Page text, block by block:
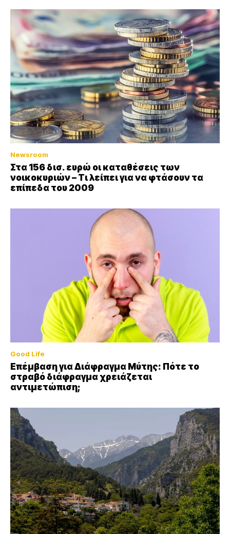
Newsroom
Στα 156 δισ. ευρώ οι καταθέσεις των
νοικοκυριών – Τι λείπει για να φτάσουν τα
επίπεδα του 2009
Good Life
Επέμβαση για Διάφραγμα Μύτης: Πότε το
στραβό διάφραγμα χρειάζεται
αντιμετώπιση;